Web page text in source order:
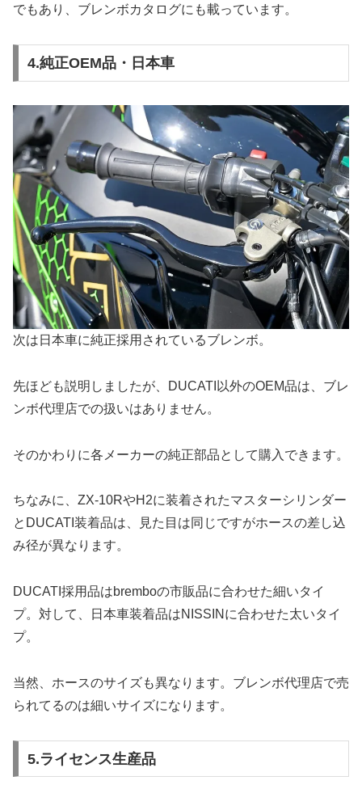
でもあり、ブレンボカタログにも載っています。
4.純正OEM品・日本車
次は日本車に純正採用されているブレンボ。
先ほども説明しましたが、DUCATI以外のOEM品は、ブレ
ンボ代理店での扱いはありません。
そのかわりに各メーカーの純正部品として購入できます。
ちなみに、ZX-10RやH2に装着されたマスターシリンダー
とDUCATI装着品は、見た目は同じですがホースの差し込
み径が異なります。
DUCATI採用品はbremboの市販品に合わせた細いタイ
プ。対して、日本車装着品はNISSINに合わせた太いタイ
プ。
当然、ホースのサイズも異なります。ブレンボ代理店で売
られてるのは細いサイズになります。
5.ライセンス生産品